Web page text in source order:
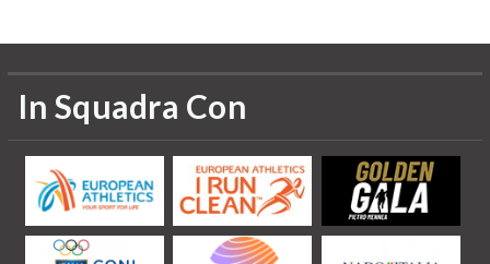
In Squadra Con